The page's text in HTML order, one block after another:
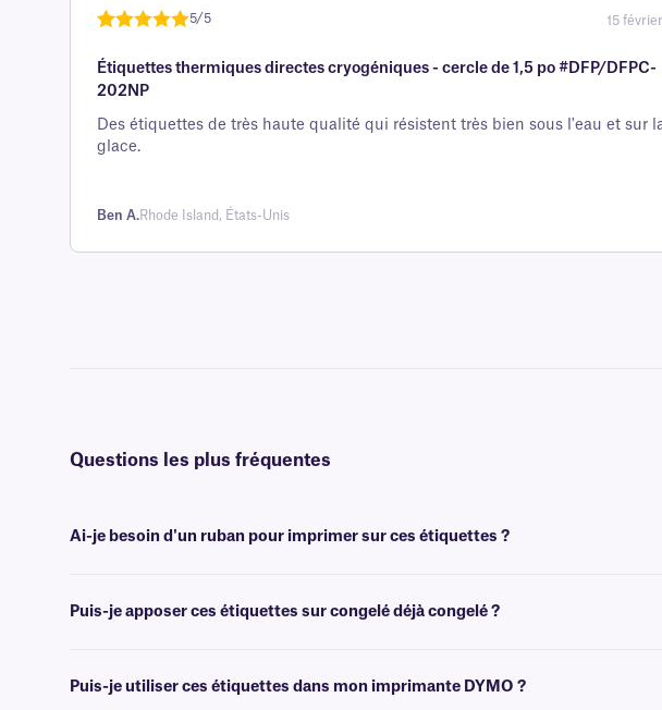
avis client
5 sur la
base d'
évaluation
client
5/5 15
Étiquettes thermiques directes cryogéniques - cercle de 1,5 po #DFP/DFPC-
202NP
Des étiquettes de très haute qualité qui résistent très bien sous l'eau et sur
glace.
Ben A.Rhode Island, États-Unis
Questions les plus fréquentes
Ai-je besoin d'un ruban pour imprimer sur ces étiquettes ?
Puis-je apposer ces étiquettes sur congelé déjà congelé ?
Puis-je utiliser ces étiquettes dans mon imprimante DYMO ?